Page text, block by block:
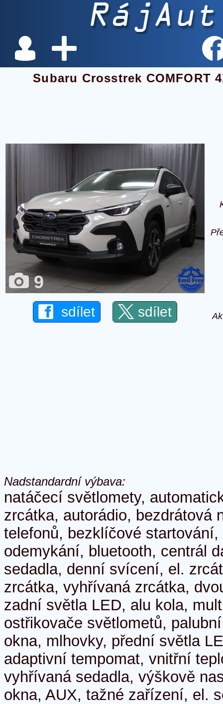
Subaru Crosstrek COMFORT
9
sdílet sdílet
Nadstandardní výbava:
natáčecí světlomety,
zrcátka, autorádio, bezdrátová
telefonů, bezklíčové
odemykání, bluetooth, centrál
sedadla, denní svícení, el.
zrcátka, vyhřívaná zrcátka,
zadní světla LED, alu kola,
ostřikovače světlometů,
okna, mlhovky, přední světla
adaptivní tempomat, vnitřní
vyhřívaná sedadla, výškově
okna, AUX, tažné zařízení, el.